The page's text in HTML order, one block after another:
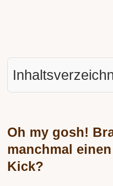
Oh my gosh!
manchmal
Kick?